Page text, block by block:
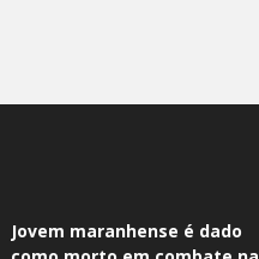
Jovem maranhense é dado